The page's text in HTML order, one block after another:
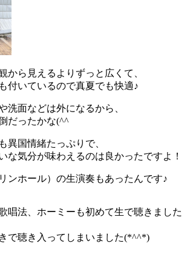
から見えるよりずっと広くて、
付いているので真夏でも快適♪
洗面などは外になるから、
だったかな(^^ゞ
異国情緒たっぷりで、
な気分が味わえるのは良かったですよ！
ンホール）の生演奏もあったんです♪
唱法、ホーミーも初めて生で聴きました
で聴き入ってしまいました(*^^*)